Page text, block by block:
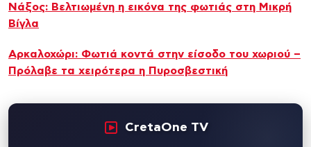
Νάξος: Βελτιωμένη η εικόνα της φωτιάς στη Μικρή
Βίγλα
Αρκαλοχώρι: Φωτιά κοντά στην είσοδο του χωριού –
Πρόλαβε τα χειρότερα η Πυροσβεστική
CretaOne TV